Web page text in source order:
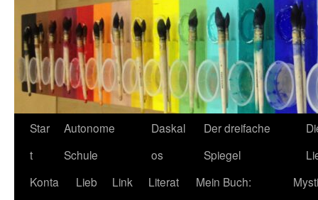
Star
t
Autonome
Schule
Daskal
os
Der dreifache
Spiegel
Konta
Lieb
Link
Literat
Mein Buch: